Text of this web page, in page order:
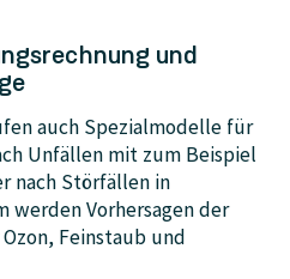
und
auch Spezialmodelle für
Unfällen mit zum Beispiel
nach Störfällen in
werden Vorhersagen der
Feinstaub und